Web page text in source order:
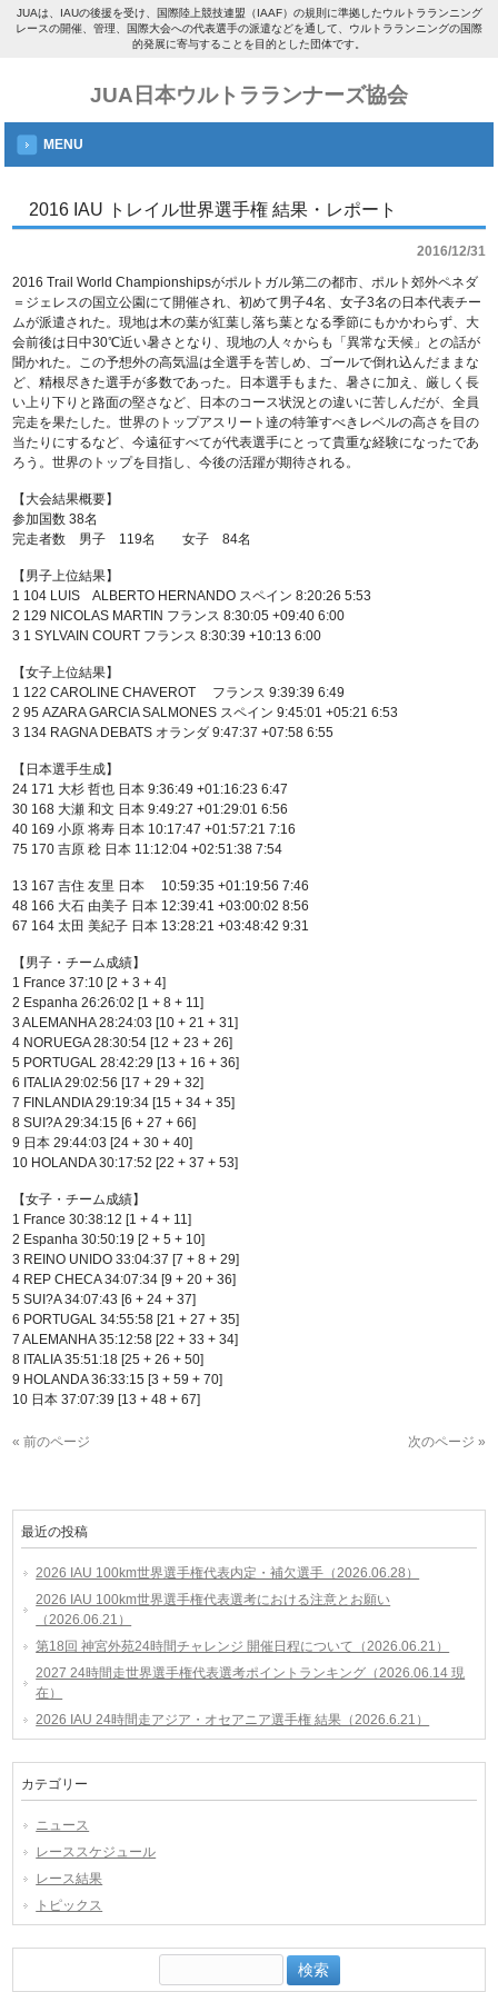
JUAは、IAUの後援を受け、国際陸上競技連盟（IAAF）の規則に準拠したウルトラランニング
レースの開催、管理、国際大会への代表選手の派遣などを通して、ウルトラランニングの国際
的発展に寄与することを目的とした団体です。
JUA日本ウルトラランナーズ協会
MENU
2016 IAU トレイル世界選手権 結果・レポート
2016/12/31
2016 Trail World Championshipsがポルトガル第二の都市、ポルト郊外ペネダ
＝ジェレスの国立公園にて開催され、初めて男子4名、女子3名の日本代表チー
ムが派遣された。現地は木の葉が紅葉し落ち葉となる季節にもかかわらず、大
会前後は日中30℃近い暑さとなり、現地の人々からも「異常な天候」との話が
聞かれた。この予想外の高気温は全選手を苦しめ、ゴールで倒れ込んだままな
ど、精根尽きた選手が多数であった。日本選手もまた、暑さに加え、厳しく長
い上り下りと路面の堅さなど、日本のコース状況との違いに苦しんだが、全員
完走を果たした。世界のトップアスリート達の特筆すべきレベルの高さを目の
当たりにするなど、今遠征すべてが代表選手にとって貴重な経験になったであ
ろう。世界のトップを目指し、今後の活躍が期待される。
【大会結果概要】
参加国数 38名
完走者数 男子 119名 女子 84名
【男子上位結果】
1 104 LUIS ALBERTO HERNANDO スペイン 8:20:26 5:53
2 129 NICOLAS MARTIN フランス 8:30:05 +09:40 6:00
3 1 SYLVAIN COURT フランス 8:30:39 +10:13 6:00
【女子上位結果】
1 122 CAROLINE CHAVEROT フランス 9:39:39 6:49
2 95 AZARA GARCIA SALMONES スペイン 9:45:01 +05:21 6:53
3 134 RAGNA DEBATS オランダ 9:47:37 +07:58 6:55
【日本選手生成】
24 171 大杉 哲也 日本 9:36:49 +01:16:23 6:47
30 168 大瀬 和文 日本 9:49:27 +01:29:01 6:56
40 169 小原 将寿 日本 10:17:47 +01:57:21 7:16
75 170 吉原 稔 日本 11:12:04 +02:51:38 7:54
13 167 吉住 友里 日本 10:59:35 +01:19:56 7:46
48 166 大石 由美子 日本 12:39:41 +03:00:02 8:56
67 164 太田 美紀子 日本 13:28:21 +03:48:42 9:31
【男子・チーム成績】
1 France 37:10 [2 + 3 + 4]
2 Espanha 26:26:02 [1 + 8 + 11]
3 ALEMANHA 28:24:03 [10 + 21 + 31]
4 NORUEGA 28:30:54 [12 + 23 + 26]
5 PORTUGAL 28:42:29 [13 + 16 + 36]
6 ITALIA 29:02:56 [17 + 29 + 32]
7 FINLANDIA 29:19:34 [15 + 34 + 35]
8 SUI?A 29:34:15 [6 + 27 + 66]
9 日本 29:44:03 [24 + 30 + 40]
10 HOLANDA 30:17:52 [22 + 37 + 53]
【女子・チーム成績】
1 France 30:38:12 [1 + 4 + 11]
2 Espanha 30:50:19 [2 + 5 + 10]
3 REINO UNIDO 33:04:37 [7 + 8 + 29]
4 REP CHECA 34:07:34 [9 + 20 + 36]
5 SUI?A 34:07:43 [6 + 24 + 37]
6 PORTUGAL 34:55:58 [21 + 27 + 35]
7 ALEMANHA 35:12:58 [22 + 33 + 34]
8 ITALIA 35:51:18 [25 + 26 + 50]
9 HOLANDA 36:33:15 [3 + 59 + 70]
10 日本 37:07:39 [13 + 48 + 67]
« 前のページ 次のページ »
最近の投稿
2026 IAU 100km世界選手権代表内定・補欠選手（2026.06.28）
2026 IAU 100km世界選手権代表選考における注意とお願い
（2026.06.21）
第18回 神宮外苑24時間チャレンジ 開催日程について（2026.06.21）
2027 24時間走世界選手権代表選考ポイントランキング（2026.06.14 現
在）
2026 IAU 24時間走アジア・オセアニア選手権 結果（2026.6.21）
カテゴリー
ニュース
レーススケジュール
レース結果
トピックス
索: